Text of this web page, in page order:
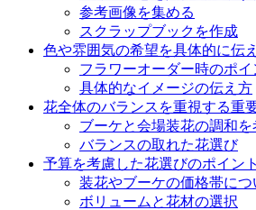
参考画像を集める
スクラップブックを作成
色や雰囲気の希望を具体的に伝
フラワーオーダー時のポイ
具体的なイメージの伝え方
花全体のバランスを重視する重
ブーケと会場装花の調和を
バランスの取れた花選び
予算を考慮した花選びのポイント
装花やブーケの価格帯につ
ボリュームと花材の選択